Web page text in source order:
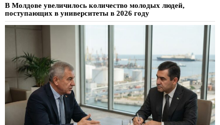
В Молдове увеличилось количество молодых людей,
поступающих в университеты в 2026 году